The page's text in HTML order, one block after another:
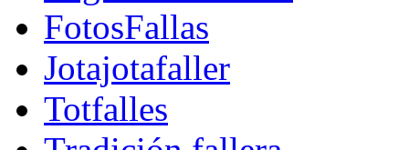
FotosFallas
Jotajotafaller
Totfalles